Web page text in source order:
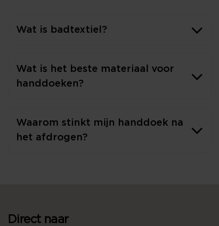
Wat is badtextiel?
Wat is het beste materiaal voor
handdoeken?
Waarom stinkt mijn handdoek na
het afdrogen?
Direct naar